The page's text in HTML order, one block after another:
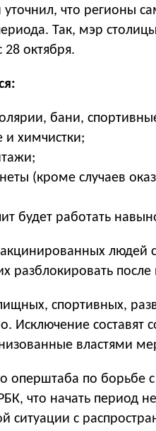
что регионы
Так, мэр
октября.
бани,
и химчистки;
(кроме случаев
будет работать
людей
разблокировать
спортивных,
Исключение составят
властями
оперштаба по борьбе
что начать период
ситуации с